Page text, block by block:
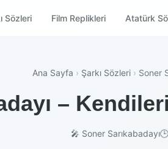
Sözleri Film Replikleri Atatürk
Ana Sayfa › Şarkı Sözleri › Soner
–
🎤 Soner Sarıkabadayı